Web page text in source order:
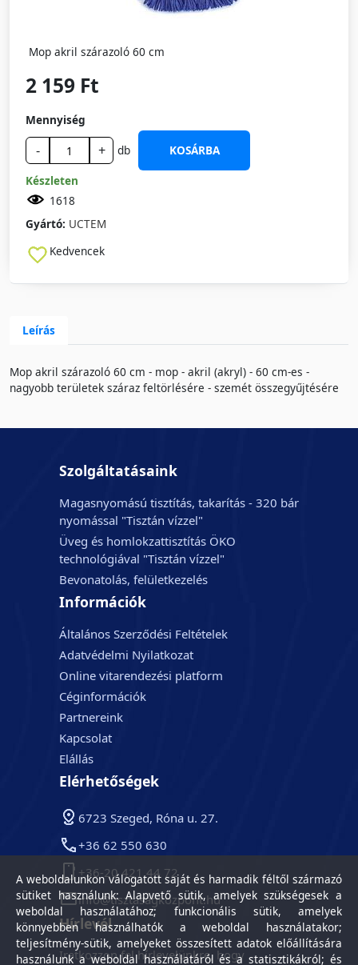
Mop akril szárazoló 60 cm
2 159 Ft
Mennyiség
- + db
KOSÁRBA
Készleten
1618
Gyártó: UCTEM
Kedvencek
Leírás
Mop akril szárazoló 60 cm - mop - akril (akryl) - 60 cm-es -
nagyobb területek száraz feltörlésére - szemét összegyűjtésére
Szolgáltatásaink
Magasnyomású tisztítás, takarítás - 320 bár
nyomással "Tisztán vízzel"
Üveg és homlokzattisztítás ÖKO
technológiával "Tisztán vízzel"
Bevonatolás, felületkezelés
Információk
Általános Szerződési Feltételek
Adatvédelmi Nyilatkozat
Online vitarendezési platform
Céginformációk
Partnereink
Kapcsolat
Elállás
Elérhetőségek
6723 Szeged, Róna u. 27.
+36 62 550 630
+36-20 421 44 72
info@tisztasagkozpont.hu
Hírlevél
Iratkozzon fel hírlevelünkre, hogy
A weboldalunkon válogatott saját és harmadik féltől származó
sütiket használunk: Alapvető sütik, amelyek szükségesek a
weboldal használatához; funkcionális sütik, amelyek
könnyebben használhatók a weboldal használatakor;
teljesítmény-sütik, amelyeket összesített adatok előállítására
használunk a weboldal használatáról és a statisztikákról; és